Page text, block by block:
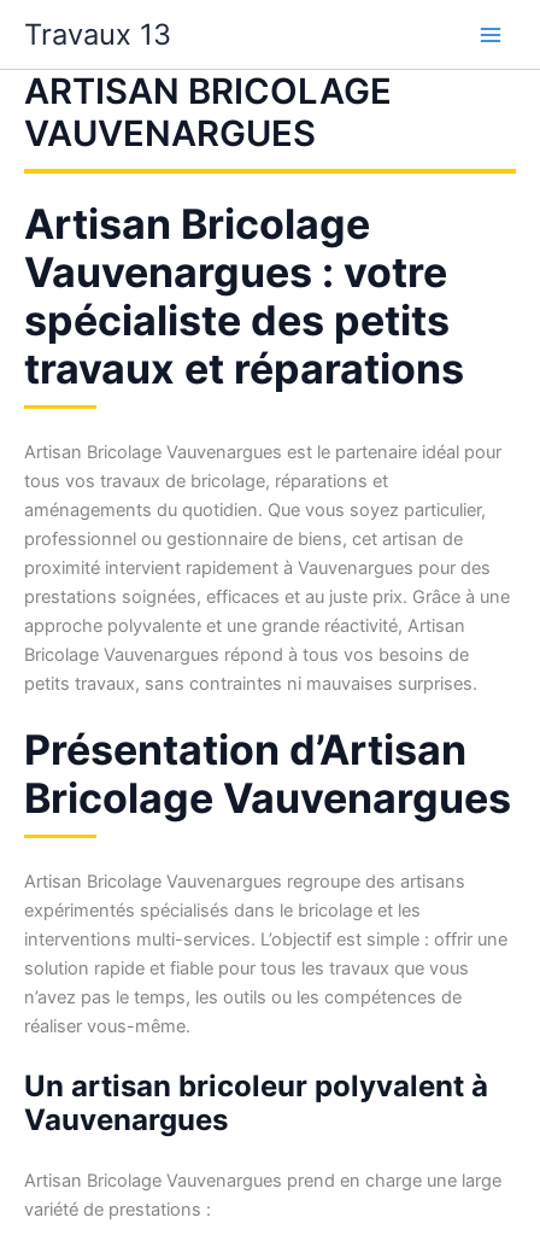
contenu
Travaux 13
ARTISAN BRICOLAGE
VAUVENARGUES
Artisan Bricolage
Vauvenargues : votre
spécialiste des petits
travaux et réparations
Artisan Bricolage Vauvenargues est le partenaire idéal pour
tous vos travaux de bricolage, réparations et
aménagements du quotidien. Que vous soyez particulier,
professionnel ou gestionnaire de biens, cet artisan de
proximité intervient rapidement à Vauvenargues pour des
prestations soignées, efficaces et au juste prix. Grâce à une
approche polyvalente et une grande réactivité, Artisan
Bricolage Vauvenargues répond à tous vos besoins de
petits travaux, sans contraintes ni mauvaises surprises.
Présentation d’Artisan
Bricolage Vauvenargues
Artisan Bricolage Vauvenargues regroupe des artisans
expérimentés spécialisés dans le bricolage et les
interventions multi-services. L’objectif est simple : offrir une
solution rapide et fiable pour tous les travaux que vous
n’avez pas le temps, les outils ou les compétences de
réaliser vous-même.
Un artisan bricoleur polyvalent à
Vauvenargues
Artisan Bricolage Vauvenargues prend en charge une large
variété de prestations :